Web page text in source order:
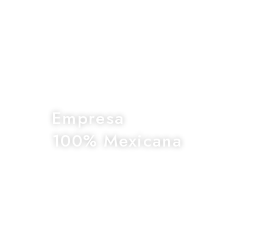
Empresa
100% Mexicana